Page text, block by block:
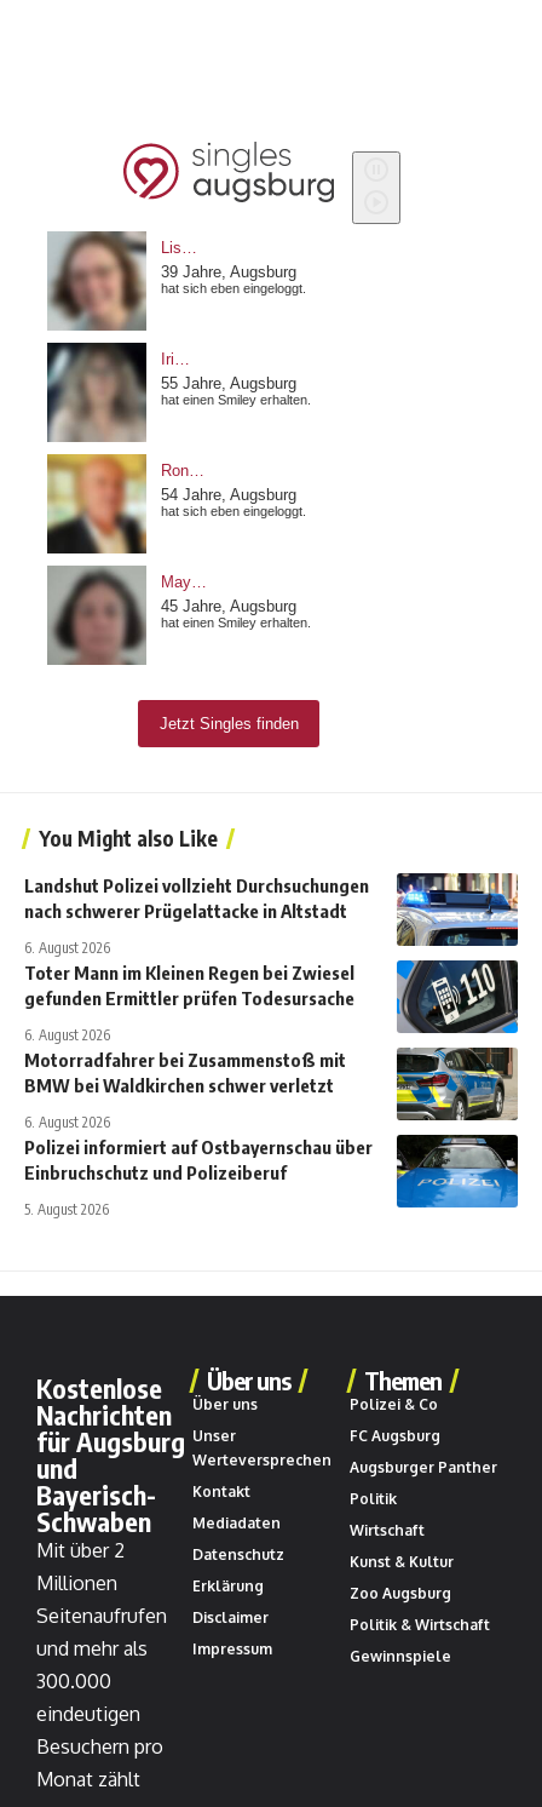
You Might also Like
Landshut Polizei vollzieht Durchsuchungen
nach schwerer Prügelattacke in Altstadt
6. August 2026
Toter Mann im Kleinen Regen bei Zwiesel
gefunden Ermittler prüfen Todesursache
6. August 2026
Motorradfahrer bei Zusammenstoß mit
BMW bei Waldkirchen schwer verletzt
6. August 2026
Polizei informiert auf Ostbayernschau über
Einbruchschutz und Polizeiberuf
5. August 2026
Kostenlose
Nachrichten
für Augsburg
und
Bayerisch-
Schwaben
Mit über 2
Millionen
Seitenaufrufen
und mehr als
300.000
eindeutigen
Besuchern pro
Monat zählt
Über uns
Über uns
Unser
Werteversprechen
Kontakt
Mediadaten
Datenschutz
Erklärung
Disclaimer
Impressum
Themen
Polizei & Co
FC Augsburg
Augsburger Panther
Politik
Wirtschaft
Kunst & Kultur
Zoo Augsburg
Politik & Wirtschaft
Gewinnspiele